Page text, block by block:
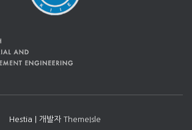
Hestia | 개발자 ThemeIsle